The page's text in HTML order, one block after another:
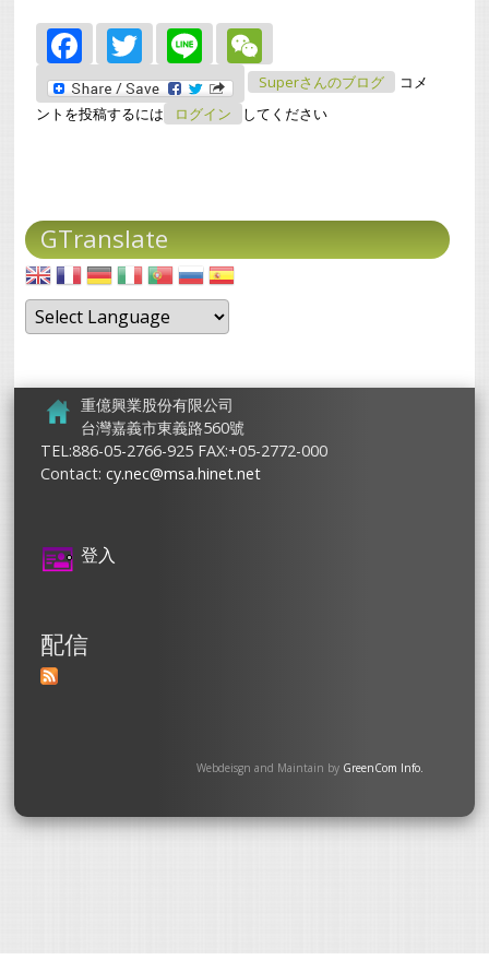
Facebook
Twitter
Line
Superさんのブログ
コメ
ントを投稿するには
ログイン してください
GTranslate
重億興業股份有限公司
台灣嘉義市東義路560號
TEL:886-05-2766-925 FAX:+05-2772-000
Contact:cy.nec@msa.hinet.net
登入
配信
Webdeisgn and Maintain by GreenCom Info.